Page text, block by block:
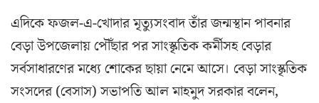
এদিকে ফজল-এ-খোদার মৃত্যুসংবাদ তাঁর জন্মস্থান পাবনার
বেড়া উপজেলায় পৌঁছার পর সাংস্কৃতিক কর্মীসহ বেড়ার
সর্বসাধারণের মধ্যে শোকের ছায়া নেমে আসে। বেড়া সাংস্কৃতিক
সংসদের (বেসাস) সভাপতি আল মাহমুদ সরকার বলেন,